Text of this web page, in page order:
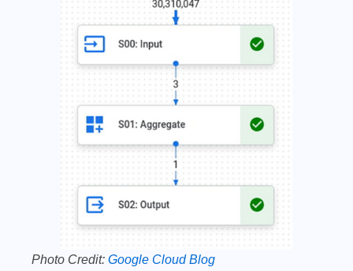
Photo Credit: Google Cloud Blog